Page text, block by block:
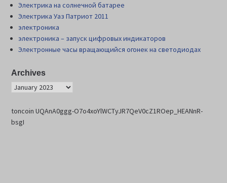
Электрика на солнечной батарее
Электрика Уаз Патриот 2011
электроника
электроника – запуск цифровых индикаторов
Электронные часы вращающийся огонек на светодиодах
Archives
toncoin UQAnA0ggg-O7o4xoYlWCTyJR7QeV0cZ1ROep_HEANnR-
bsgI